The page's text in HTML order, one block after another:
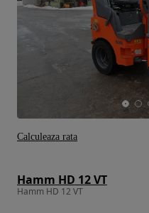
Hamm HD 12 VT
Hamm HD 12 VT
Calculeaza rata